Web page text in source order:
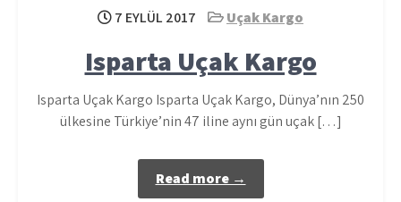
7 EYLÜL 2017 Uçak Kargo
Isparta Uçak Kargo
Isparta Uçak Kargo Isparta Uçak Kargo, Dünya’nın 250
ülkesine Türkiye’nin 47 iline aynı gün uçak […]
Read more →